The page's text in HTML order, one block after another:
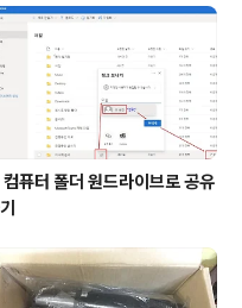
라는 서
보고 테
론 당일에
컴퓨터 폴더 원드라이브로 공유